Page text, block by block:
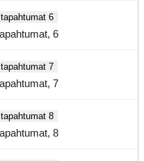
6
6
7
7
8
8